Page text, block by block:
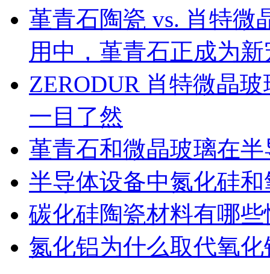
堇青石陶瓷 vs. 肖特微
用中，堇青石正成为
ZERODUR 肖特微晶
一目了然
堇青石和微晶玻璃在
半导体设备中氮化硅
碳化硅陶瓷材料有哪
氮化铝为什么取代氧化